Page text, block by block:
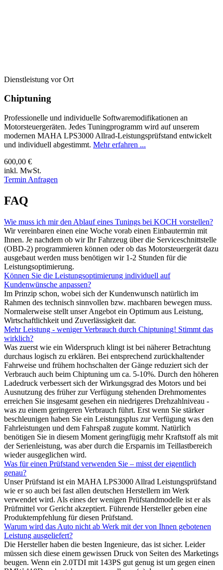
Dienstleistung vor Ort
Chiptuning
Professionelle und individuelle Softwaremodifikationen an
Motorsteuergeräten. Jedes Tuningprogramm wird auf unserem
modernen MAHA LPS3000 Allrad-Leistungsprüfstand entwickelt
und individuell abgestimmt. Mehr erfahren ...
600,00 €
inkl. MwSt.
Termin Anfragen
FAQ
Wie muss ich mir den Ablauf eines Tunings bei KOCH vorstellen?
Wir vereinbaren einen eine Woche vorab einen Einbautermin mit
Ihnen. Je nachdem ob wir Ihr Fahrzeug über die Serviceschnittstelle
(OBD-2) programmieren können oder ob das Motorsteuergerät dazu
ausgebaut werden muss benötigen wir 1-2 Stunden für die
Leistungsoptimierung.
Können Sie die Leistungsoptimierung individuell auf
Kundenwünsche anpassen?
Im Prinzip schon, wobei sich der Kundenwunsch natürlich im
Rahmen des technisch sinnvollen bzw. machbaren bewegen muss.
Normalerweise stellt unser Angebot ein Optimum aus Leistung,
Wirtschaftlichkeit und Zuverlässigkeit dar.
Mehr Leistung - weniger Verbrauch durch Chiptuning! Stimmt das
wirklich?
Was zuerst wie ein Widerspruch klingt ist bei näherer Betrachtung
durchaus logisch zu erklären. Bei entsprechend zurückhaltender
Fahrweise und frühem hochschalten der Gänge reduziert sich der
Verbrauch auch beim Chiptuning um ca. 5-10%. Durch den höheren
Ladedruck verbessert sich der Wirkungsgrad des Motors und bei
Ausnutzung des früher zur Verfügung stehenden Drehmomentes
erreichen Sie insgesamt gesehen ein niedrigeres Drehzahlniveau -
was zu einem geringeren Verbrauch führt. Erst wenn Sie stärker
beschleunigen haben Sie ein Leistungsplus zur Verfügung was den
Fahrleistungen und dem Fahrspaß zugute kommt. Natürlich
benötigen Sie in diesem Moment geringfügig mehr Kraftstoff als mit
der Serienleistung, was aber durch die Ersparnis im Teillastbereich
wieder ausgeglichen wird.
Was für einen Prüfstand verwenden Sie – misst der eigentlich
genau?
Unser Prüfstand ist ein MAHA LPS3000 Allrad Leistungsprüfstand
wie er so auch bei fast allen deutschen Herstellern im Werk
verwendet wird. Als eines der wenigen Prüfstandmodelle ist er als
Prüfmittel vor Gericht akzeptiert. Führende Hersteller geben eine
Produktempfehlung für diesen Prüfstand.
Warum wird das Auto nicht ab Werk mit der von Ihnen gebotenen
Leistung ausgeliefert?
Die Hersteller haben die besten Ingenieure, das ist sicher. Leider
müssen sich diese einem gewissen Druck von Seiten des Marketings
beugen. Wenn ein 2.0TDI mit 143PS gut genug ist um gegen einen